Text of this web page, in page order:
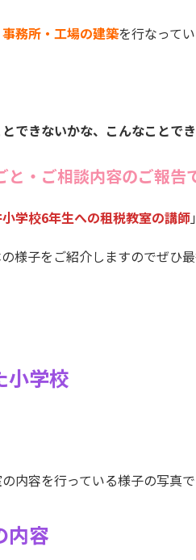
務所・工場の建築を行なって
できないかな、こんなことで
・ご相談内容のご報告
学校6年生への租税教室の講師
様子をご紹介しますのでぜひ
小学校
内容を行っている様子の写真
内容